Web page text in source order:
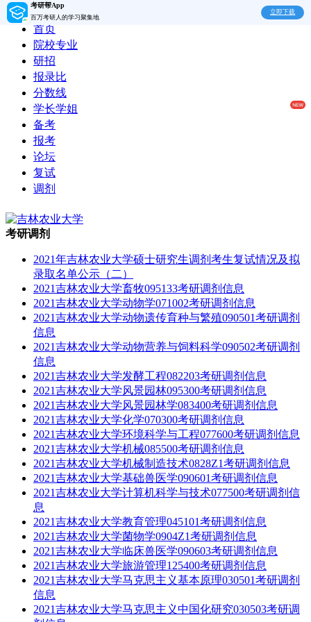
考研帮App
百万考研人的学习聚集地
立即下载
首页
院校专业
研招
报录比
分数线
学长学姐
备考
报考
论坛
复试
调剂
考研调剂
2021年吉林农业大学硕士研究生调剂考生复试情况及拟
录取名单公示（二）
2021吉林农业大学畜牧095133考研调剂信息
2021吉林农业大学动物学071002考研调剂信息
2021吉林农业大学动物遗传育种与繁殖090501考研调剂
信息
2021吉林农业大学动物营养与饲料科学090502考研调剂
信息
2021吉林农业大学发酵工程082203考研调剂信息
2021吉林农业大学风景园林095300考研调剂信息
2021吉林农业大学风景园林学083400考研调剂信息
2021吉林农业大学化学070300考研调剂信息
2021吉林农业大学环境科学与工程077600考研调剂信息
2021吉林农业大学机械085500考研调剂信息
2021吉林农业大学机械制造技术0828Z1考研调剂信息
2021吉林农业大学基础兽医学090601考研调剂信息
2021吉林农业大学计算机科学与技术077500考研调剂信
息
2021吉林农业大学教育管理045101考研调剂信息
2021吉林农业大学菌物学0904Z1考研调剂信息
2021吉林农业大学临床兽医学090603考研调剂信息
2021吉林农业大学旅游管理125400考研调剂信息
2021吉林农业大学马克思主义基本原理030501考研调剂
信息
2021吉林农业大学马克思主义中国化研究030503考研调